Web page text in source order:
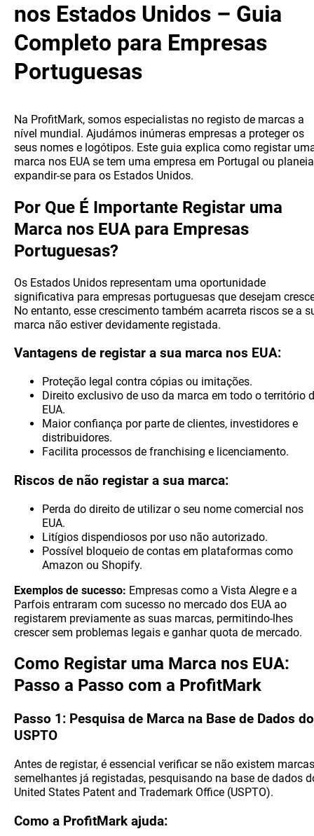
nos Estados Unidos – Guia
Completo para Empresas
Portuguesas
Na ProfitMark, somos especialistas no registo de marcas a
nível mundial. Ajudámos inúmeras empresas a proteger os
seus nomes e logótipos. Este guia explica como registar
marca nos EUA se tem uma empresa em Portugal ou planeia
expandir-se para os Estados Unidos.
Por Que É Importante Registar uma
Marca nos EUA para Empresas
Portuguesas?
Os Estados Unidos representam uma oportunidade
significativa para empresas portuguesas que desejam
No entanto, esse crescimento também acarreta riscos se a
marca não estiver devidamente registada.
Vantagens de registar a sua marca nos EUA:
Proteção legal contra cópias ou imitações.
Direito exclusivo de uso da marca em todo o território
EUA.
Maior confiança por parte de clientes, investidores e
distribuidores.
Facilita processos de franchising e licenciamento.
Riscos de não registar a sua marca:
Perda do direito de utilizar o seu nome comercial nos
EUA.
Litígios dispendiosos por uso não autorizado.
Possível bloqueio de contas em plataformas como
Amazon ou Shopify.
Exemplos de sucesso: Empresas como a Vista Alegre e a
Parfois entraram com sucesso no mercado dos EUA ao
registarem previamente as suas marcas, permitindo-lhes
crescer sem problemas legais e ganhar quota de mercado.
Como Registar uma Marca nos EUA:
Passo a Passo com a ProfitMark
Passo 1: Pesquisa de Marca na Base de Dados do
USPTO
Antes de registar, é essencial verificar se não existem marcas
semelhantes já registadas, pesquisando na base de dados
United States Patent and Trademark Office (USPTO).
Como a ProfitMark ajuda: